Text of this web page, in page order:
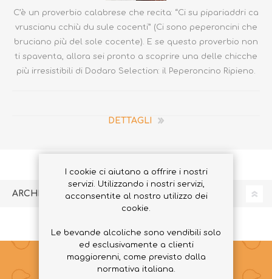
C’è un proverbio calabrese che recita: “Ci su pipariaddri ca
vruscianu cchiù du sule cocenti” (Ci sono peperoncini che
bruciano più del sole cocente). E se questo proverbio non
ti spaventa, allora sei pronto a scoprire una delle chicche
più irresistibili di Dodaro Selection: il Peperoncino Ripieno.
DETTAGLI
ARCHIVIO
I cookie ci aiutano a offrire i nostri
servizi. Utilizzando i nostri servizi,
acconsentite al nostro utilizzo dei
cookie.
Le bevande alcoliche sono vendibili solo
ed esclusivamente a clienti
maggiorenni, come previsto dalla
normativa italiana.